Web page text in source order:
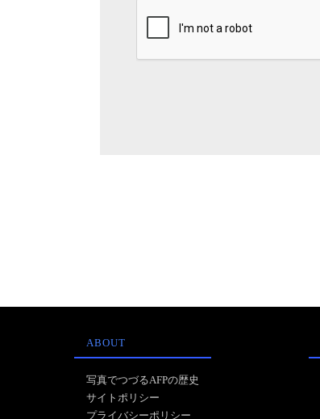
ABOUT
写真でつづるAFPの歴史
サイトポリシー
プライバシーポリシー